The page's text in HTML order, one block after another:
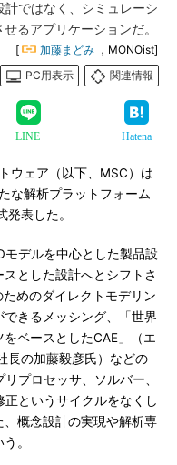
ではなく、シミュレーシ
るアプリケーションだ。
[ 加藤まどみ ，MONOist]
PC用表示
関連情報
LINE Hatena
ウェア（以下、MSC）は
な解析プラットフォーム
発表した。
デルを中心とした製品設
とした設計へとシフトさ
めのダイレクトモデリン
きるメッシング、「世界
ベースとしたCAE」（エ
長の加藤毅彦氏）などの
プロセッサ、ソルバー、
というサイクルをなくし
概念設計の実現や解析専
。